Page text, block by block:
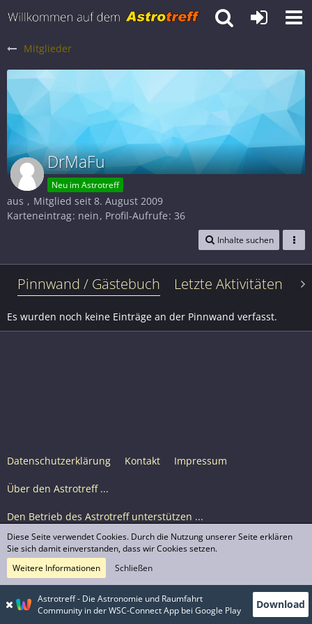
Mitglieder
DrMaFu
Neu im Astrotreff
aus
Mitglied seit 8. August 2009
Karteneintrag nein Profil-Aufrufe 36
Inhalte suchen
Pinnwand / Gästebuch Letzte Aktivitäten
Es wurden noch keine Einträge an der Pinnwand verfasst.
Datenschutzerklärung Kontakt Impressum
Über den Astrotreff ...
Den Betrieb des Astrotreff unterstützen ...
Nutzungsbedingungen
© Astrotreff 2001-2026, lizenziert unter CC BY-SA,
sofern für einzelne Inhalte nicht anders angegeben
Astrotreff - Die Astronomie und Raumfahrt
Community in der WSC-Connect App bei Google Play
Download
Diese Seite verwendet Cookies. Durch die Nutzung unserer Seite erklären
Sie sich damit einverstanden, dass wir Cookies setzen.
Weitere Informationen
Schließen